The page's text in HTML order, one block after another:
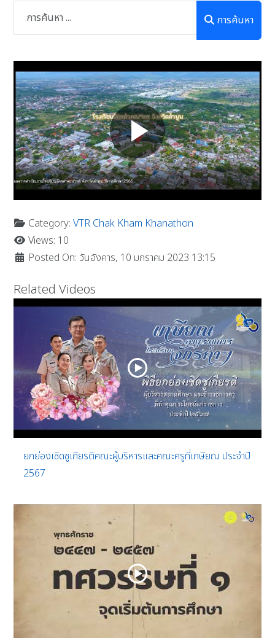
การค้นหา
Category:VTR Chak Kham Khanathon
Views: 10
Posted On: วันอังคาร, 10 มกราคม 2023 13:15
Related Videos
ยกย่องเชิดชูเกียรติคณะผู้บริหารและคณะครูที่เกษียณ ประจำปี
2567